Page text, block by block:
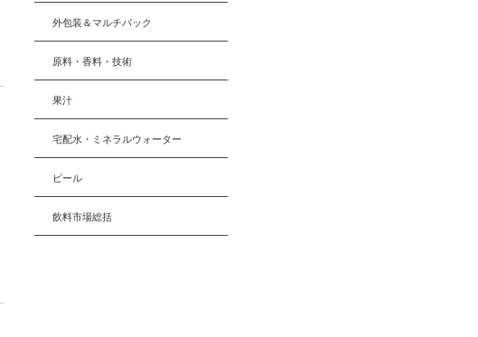
外包装＆マルチパック
原料・香料・技術
果汁
宅配水・ミネラルウォーター
ビール
飲料市場総括